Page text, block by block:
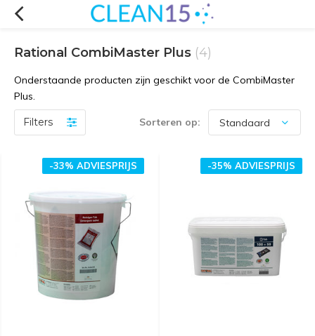
Rational CombiMaster Plus (4)
Onderstaande producten zijn geschikt voor de CombiMaster
Plus.
Filters Sorteren op:
-33% ADVIESPRIJS -35% ADVIESPRIJS